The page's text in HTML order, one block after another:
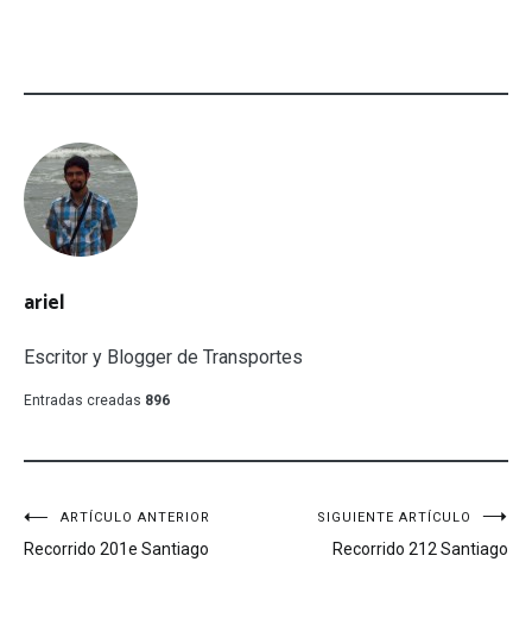
ariel
Escritor y Blogger de Transportes
Entradas creadas 896
Navegación
de
ARTÍCULO ANTERIOR
Recorrido 201e Santiago
SIGUIENTE ARTÍCULO
Recorrido 212 Santiago